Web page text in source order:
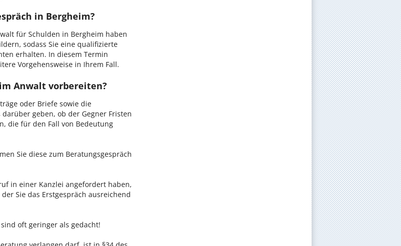
in Bergheim?
für Schulden in Bergheim haben
sodass Sie eine qualifizierte
erhalten. In diesem Termin
Vorgehensweise in Ihrem Fall.
Anwalt vorbereiten?
oder Briefe sowie die
geben, ob der Gegner Fristen
die für den Fall von Bedeutung
Sie diese zum Beratungsgespräch
in einer Kanzlei angefordert haben,
Sie das Erstgespräch ausreichend
oft geringer als gedacht!